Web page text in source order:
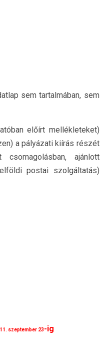
sem tartalmában, sem
előírt mellékleteket)
a pályázati kiírás részét
ajánlott
postai szolgáltatás)
szeptember 23-ig